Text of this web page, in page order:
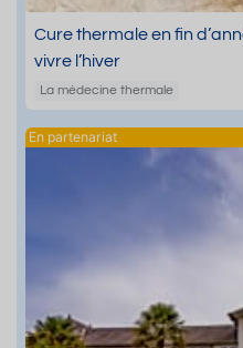
Cure thermale en fin
vivre l’hiver
La médecine thermale